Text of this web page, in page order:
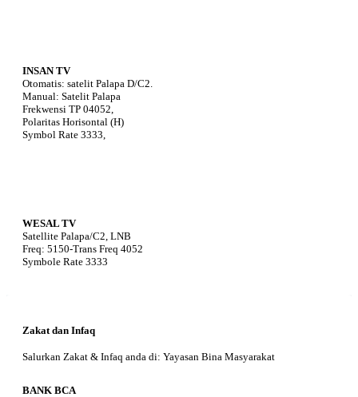
INSAN TV
Otomatis: satelit Palapa D/C2.
Manual: Satelit Palapa
Frekwensi TP 04052,
Polaritas Horisontal (H)
Symbol Rate 3333,
WESAL TV
Satellite Palapa/C2, LNB
Freq: 5150-Trans Freq 4052
Symbole Rate 3333
Zakat dan Infaq
Salurkan Zakat & Infaq anda di: Yayasan Bina Masyarakat
BANK BCA